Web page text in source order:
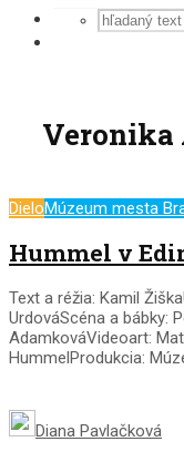
Veronika
DieloMúzeum mesta
Hummel v
Text a réžia: Kamil
UrdováScéna a bábky:
AdamkováVideoart:
HummelProdukcia:
Diana Pavlačková